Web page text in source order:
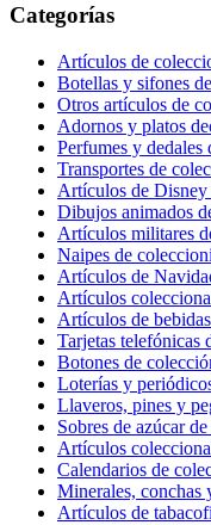
Categorías
Artículos de
Botellas y sifones
Otros artículos de
Adornos y platos
Perfumes y dedales
Transportes de
Artículos de
Dibujos animados
Artículos militares
Naipes de
Artículos de
Artículos
Artículos de
Tarjetas telefónicas
Botones de
Loterías y
Llaveros, pines y
Sobres de azúcar
Artículos
Calendarios de
Minerales, conchas
Artículos de